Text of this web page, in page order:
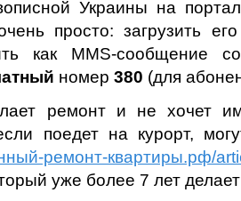
Украины на
просто: загрузить
как MMS-сообщение
номер 380 (для
ремонт и не хочет
поедет на курорт,
ремонт-квартиры.рф/
уже более 7 лет